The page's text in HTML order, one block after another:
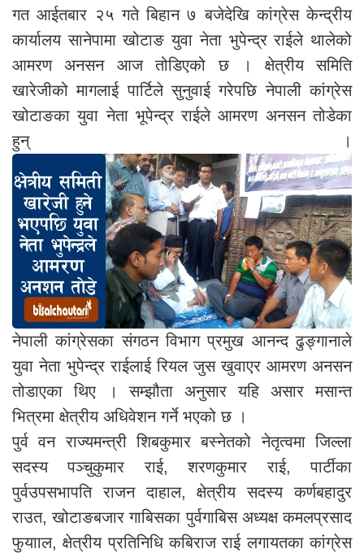
गत आईतबार २५ गते बिहान ७ बजेदेखि कांग्रेस केन्द्रीय
कार्यालय सानेपामा खोटाङ युवा नेता भुपेन्द्र राईले थालेको
आमरण अनसन आज तोडिएको छ । क्षेत्रीय समिति
खारेजीको मागलाई पार्टिले सुनुवाई गरेपछि नेपाली कांग्रेस
खोटाङका युवा नेता भूपेन्द्र राईले आमरण अनसन तोडेका
हुन् ।
नेपाली कांग्रेसका संगठन विभाग प्रमुख आनन्द ढुङ्गानाले
युवा नेता भुपेन्द्र राईलाई रियल जुस खुवाएर आमरण अनसन
तोडाएका थिए । सम्झौता अनुसार यहि असार मसान्त
भित्रमा क्षेत्रीय अधिवेशन गर्ने भएको छ ।
पुर्व वन राज्यमन्त्री शिबकुमार बस्नेतको नेतृत्वमा जिल्ला
सदस्य पञ्चुकुमार राई, शरणकुमार राई, पार्टीका
पुर्वउपसभापति राजन दाहाल, क्षेत्रीय सदस्य कर्णबहादुर
राउत, खोटाङबजार गाबिसका पुर्वगाबिस अध्यक्ष कमलप्रसाद
फुयााल, क्षेत्रीय प्रतिनिधि कबिराज राई लगायतका कांग्रेस